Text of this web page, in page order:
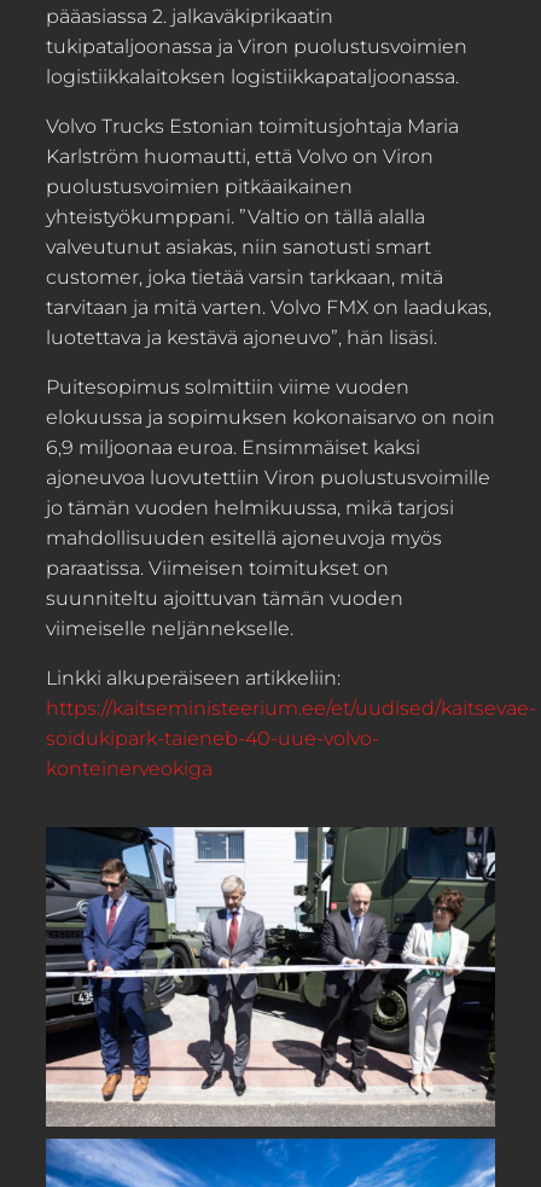
pääasiassa 2. jalkaväkiprikaatin
tukipataljoonassa ja Viron puolustusvoimien
logistiikkalaitoksen logistiikkapataljoonassa.
Volvo Trucks Estonian toimitusjohtaja Maria
Karlström huomautti, että Volvo on Viron
puolustusvoimien pitkäaikainen
yhteistyökumppani. ”Valtio on tällä alalla
valveutunut asiakas, niin sanotusti smart
customer, joka tietää varsin tarkkaan, mitä
tarvitaan ja mitä varten. Volvo FMX on laadukas,
luotettava ja kestävä ajoneuvo”, hän lisäsi.
Puitesopimus solmittiin viime vuoden
elokuussa ja sopimuksen kokonaisarvo on noin
6,9 miljoonaa euroa. Ensimmäiset kaksi
ajoneuvoa luovutettiin Viron puolustusvoimille
jo tämän vuoden helmikuussa, mikä tarjosi
mahdollisuuden esitellä ajoneuvoja myös
paraatissa. Viimeisen toimitukset on
suunniteltu ajoittuvan tämän vuoden
viimeiselle neljännekselle.
Linkki alkuperäiseen artikkeliin:
https://kaitseministeerium.ee/et/uudised/kaitsevae-
soidukipark-taieneb-40-uue-volvo-
konteinerveokiga